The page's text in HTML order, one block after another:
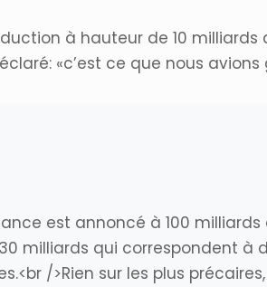
à hauteur de 10
«c’est ce que nous
relance est annoncé à 100
milliards qui correspondent à
/>Rien sur les plus